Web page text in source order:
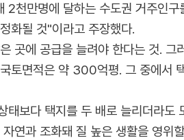
2천만명에 달하는 수도권 거주인
화될 것"이라고 주장했다.
곳에 공급을 늘려야 한다는 것.
토면적은 약 300억평. 그 중에서
태보다 택지를 두 배로 늘리더라
자연과 조화돼 질 높은 생활을 영위